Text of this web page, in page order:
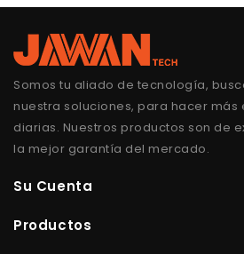
Somos tu aliado de tecnología,
nuestra soluciones, para hacer más
diarias. Nuestros productos son de
la mejor garantía del mercado.
Su Cuenta
Productos